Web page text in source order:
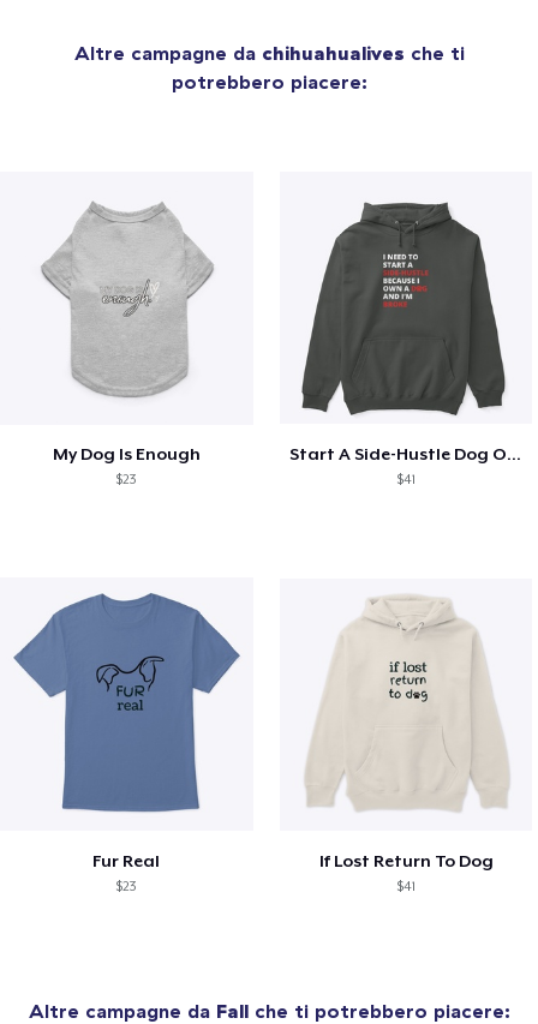
Altre campagne da chihuahualives che ti
potrebbero piacere:
My Dog Is Enough
$23
Start A Side-Hustle Dog Owner
$41
Fur Real
$23
If Lost Return To Dog
$41
Altre campagne da Fallche ti potrebbero piacere: